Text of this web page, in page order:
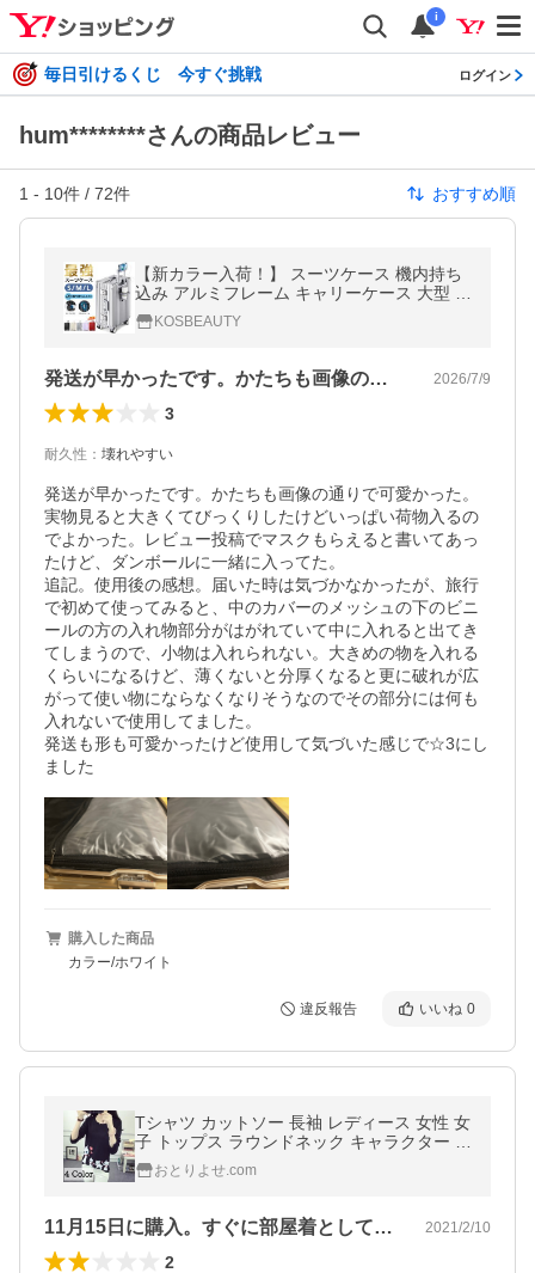
i
毎日引けるくじ 今すぐ挑戦 ログイン
hum********さんの商品レビュー
1 - 10件 / 72件 おすすめ順
【新カラー入荷！】 スーツケース 機内持ち
込み アルミフレーム キャリーケース 大型 超
軽量 多機能 S M L サイズ 2泊3日 ストッパ
ー付 静音 TSAロック 耐衝撃
KOSBEAUTY
発送が早かったです。かたちも画像の通り… 2026/7/9
3
耐久性 ： 壊れやすい
発送が早かったです。かたちも画像の通りで可愛かった。
実物見ると大きくてびっくりしたけどいっぱい荷物入るの
でよかった。レビュー投稿でマスクもらえると書いてあっ
たけど、ダンボールに一緒に入ってた。
追記。使用後の感想。届いた時は気づかなかったが、旅行
で初めて使ってみると、中のカバーのメッシュの下のビニ
ールの方の入れ物部分がはがれていて中に入れると出てき
てしまうので、小物は入れられない。大きめの物を入れる
くらいになるけど、薄くないと分厚くなると更に破れが広
がって使い物にならなくなりそうなのでその部分には何も
入れないで使用してました。
発送も形も可愛かったけど使用して気づいた感じで☆3にし
ました
購入した商品
カラー/ホワイト
違反報告 いいね 0
Tシャツ カットソー 長袖 レディース 女性 女
子 トップス ラウンドネック キャラクター プ
リント 猫 ハート 薄手 かわいい 着回し カジ
ュアル
おとりよせ.com
11月15日に購入。すぐに部屋着として… 2021/2/10
2